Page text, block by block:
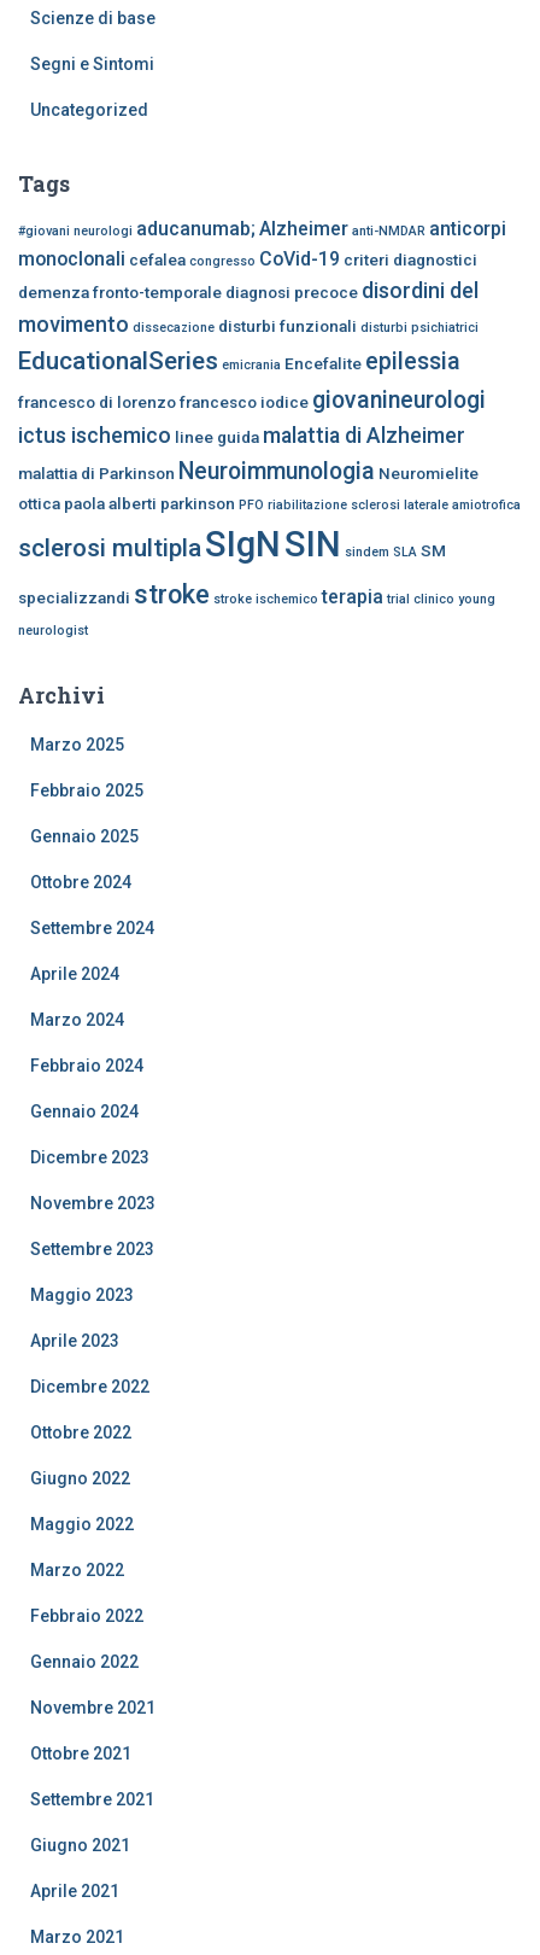
Scienze di base
Segni e Sintomi
Uncategorized
Tags
#giovani neurologi aducanumab; Alzheimer anti-NMDAR anticorpi
monoclonali cefalea congresso CoVid-19 criteri diagnostici
demenza fronto-temporale diagnosi precoce disordini del
movimento dissecazione disturbi funzionali disturbi psichiatrici
EducationalSeries emicrania Encefalite epilessia
francesco di lorenzofrancesco iodice giovanineurologi
ictus ischemico linee guida malattia di Alzheimer
malattia di Parkinson Neuroimmunologia Neuromielite
ottica paola alberti parkinson PFO riabilitazione sclerosi laterale amiotrofica
sclerosi multiplaSIgNSIN sindem SLA SM
specializzandi stroke stroke ischemico terapia trial clinico young
neurologist
Archivi
Marzo 2025
Febbraio 2025
Gennaio 2025
Ottobre 2024
Settembre 2024
Aprile 2024
Marzo 2024
Febbraio 2024
Gennaio 2024
Dicembre 2023
Novembre 2023
Settembre 2023
Maggio 2023
Aprile 2023
Dicembre 2022
Ottobre 2022
Giugno 2022
Maggio 2022
Marzo 2022
Febbraio 2022
Gennaio 2022
Novembre 2021
Ottobre 2021
Settembre 2021
Giugno 2021
Aprile 2021
Marzo 2021